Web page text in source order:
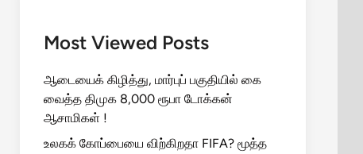
Most Viewed Posts
ஆடையைக் கிழித்து, மார்புப் பகுதியில் கை
வைத்த திமுக 8,000 ரூபா டோக்கன்
ஆசாமிகள் !
உலகக் கோப்பையை விற்கிறதா FIFA? மூத்த